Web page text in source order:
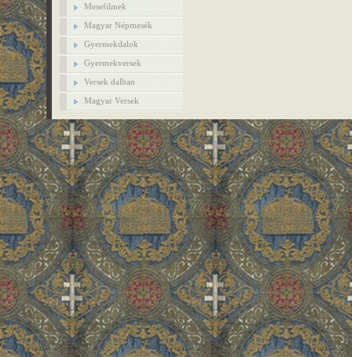
Mesefilmek
Magyar Népmesék
Gyermekdalok
Gyermekversek
Versek dalban
Magyar Versek